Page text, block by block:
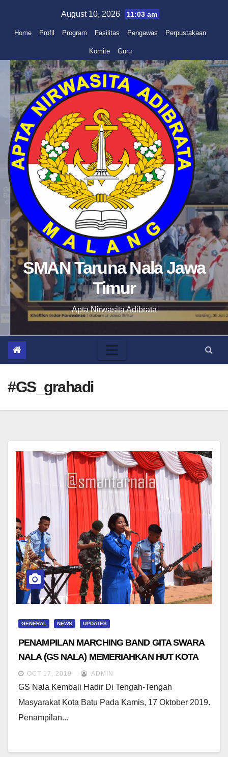
content
August 10, 2026 11:03 am
Home Profil Program Fasilitas Pengawas Perpustakaan
Komite Guru
SMAN Taruna Nala Jawa
Timur
Apta Nirwasita Adibrata
#GS_grahadi
GENERAL NEWS UPDATES
PENAMPILAN MARCHING BAND GITA SWARA
NALA (GS NALA) MEMERIAHKAN HUT KOTA
BATU KE 18
OCT 17, 2019 ADMIN
GS Nala Kembali Hadir Di Tengah-Tengah
Masyarakat Kota Batu Pada Kamis, 17 Oktober 2019.
Penampilan...